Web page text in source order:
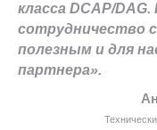
класса DCAP/
сотрудничество
полезным и для
партнера».